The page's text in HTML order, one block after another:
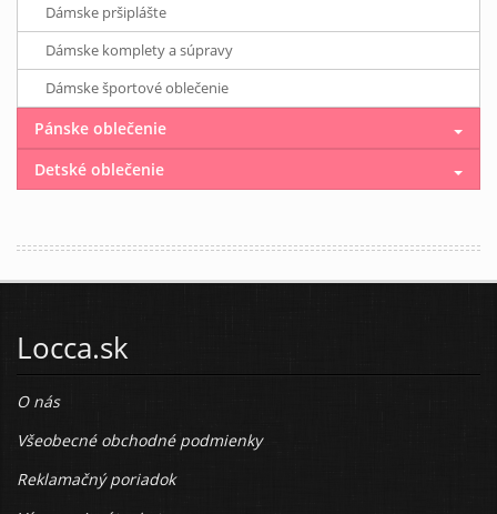
Dámske pršiplášte
Dámske komplety a súpravy
Dámske športové oblečenie
Pánske oblečenie
Detské oblečenie
Locca.sk
O nás
Všeobecné obchodné podmienky
Reklamačný poriadok